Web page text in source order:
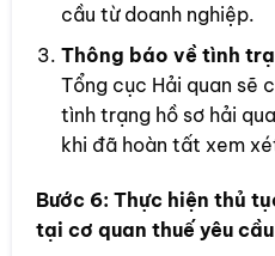
cầu từ doanh nghiệp.
Thông báo về tình
Tổng cục Hải quan sẽ
tình trạng hồ sơ hải
khi đã hoàn tất xem
Bước 6: Thực hiện thủ
tại cơ quan thuế yêu